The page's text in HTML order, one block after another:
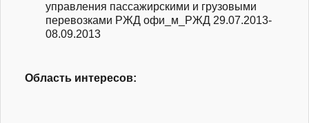
управления пассажирскими и грузовыми
перевозками РЖД офи_м_РЖД 29.07.2013-
08.09.2013
Область интересов: